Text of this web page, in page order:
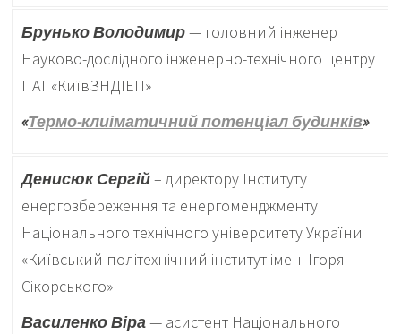
Брунько Володимир— головний інженер
Науково-дослідного інженерно-технічного центру
ПАТ «КиївЗНДІЕП»
«Термо-клиіматичний потенціал будинків»
Денисюк Сергій– директору Інституту
енергозбереження та енергоменджменту
Національного технічного університету України
«Київський політехнічний інститут імені Ігоря
Сікорського»
Василенко Віра— асистент Національного